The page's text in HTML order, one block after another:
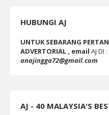
HUBUNGI AJ
UNTUK SEBARANG
ADVERTORIAL , email AJ DI :
anajingga72@gmail.com
AJ - 40 MALAYSIA'S